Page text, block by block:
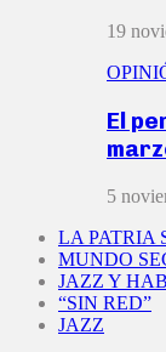
19
El
5
LA PATRIA
MUNDO
JAZZ Y
“SIN RED”
JAZZ